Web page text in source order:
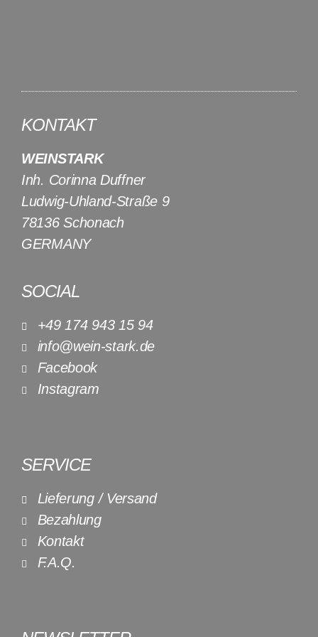
KONTAKT
WEINSTARK
Inh. Corinna Duffner
Ludwig-Uhland-Straße 9
78136 Schonach
GERMANY
SOCIAL
+49 174 943 15 94
info@wein-stark.de
Facebook
Instagram
SERVICE
Lieferung / Versand
Bezahlung
Kontakt
F.A.Q.